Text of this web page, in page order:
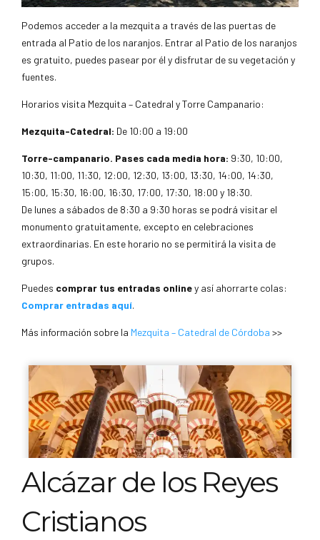
Podemos acceder a la mezquita a través de las puertas de
entrada al Patio de los naranjos. Entrar al Patio de los naranjos
es gratuito, puedes pasear por él y disfrutar de su vegetación y
fuentes.
Horarios visita Mezquita – Catedral y Torre Campanario:
Mezquita-Catedral: De 10:00 a 19:00
Torre-campanario. Pases cada media hora: 9:30, 10:00,
10:30, 11:00, 11:30, 12:00, 12:30, 13:00, 13:30, 14:00, 14:30,
15:00, 15:30, 16:00, 16:30, 17:00, 17:30, 18:00 y 18:30.
De lunes a sábados de 8:30 a 9:30 horas se podrá visitar el
monumento gratuitamente, excepto en celebraciones
extraordinarias. En este horario no se permitirá la visita de
grupos.
Puedes comprar tus entradas onliney así ahorrarte colas:
Comprar entradas aquí.
Más información sobre la Mezquita – Catedral de Córdoba >>
Alcázar de los Reyes
Cristianos